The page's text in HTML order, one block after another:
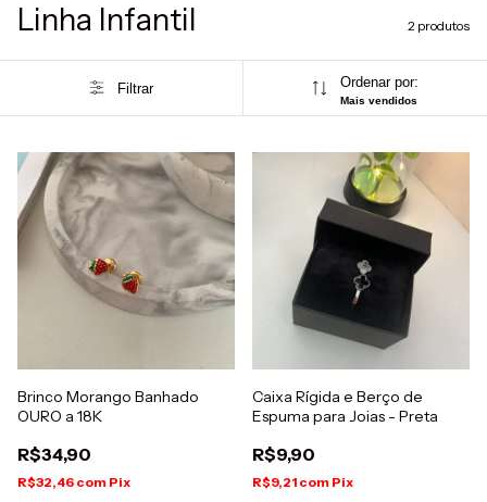
Linha Infantil 2 produtos
Filtrar Ordenar por:
Mais vendidos
Brinco Morango Banhado
OURO a 18K
R$34,90
R$32,46 com Pix
Caixa Rígida e Berço de
Espuma para Joias - Preta
R$9,90
R$9,21 com Pix